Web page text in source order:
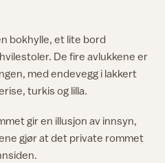
bokhylle, et lite bord
De fire avlukkene er
med endevegg i lakkert
turkis og lilla.
gir en illusjon av innsyn,
gjør at det private rommet